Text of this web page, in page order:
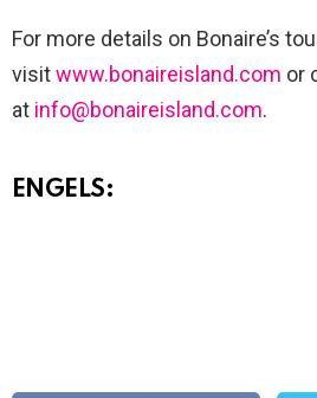
For more details on Bonaire’s
visitwww.bonaireisland.com or
at info@bonaireisland.com.
ENGELS: